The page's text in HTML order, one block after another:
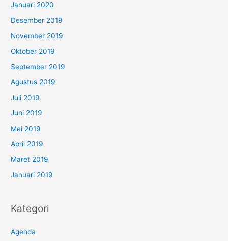
Januari 2020
Desember 2019
November 2019
Oktober 2019
September 2019
Agustus 2019
Juli 2019
Juni 2019
Mei 2019
April 2019
Maret 2019
Januari 2019
Kategori
Agenda